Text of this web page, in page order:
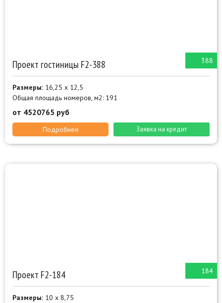
Проект гостиницы F2-388 388
Размеры: 16,25 х 12,5
Общая площадь номеров, м2: 191
от 4520765 руб
Подробнее Заявка на кредит
Проект F2-184 184
Размеры: 10 х 8,75